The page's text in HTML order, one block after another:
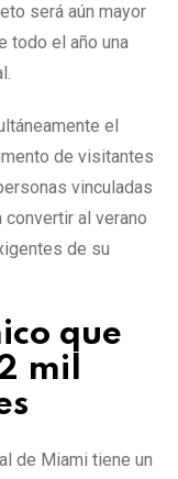
será aún mayor
todo el año una
el
de visitantes
vinculadas
al verano
de su
que
mil
de Miami tiene un